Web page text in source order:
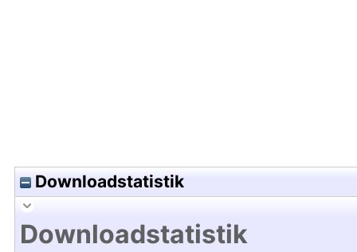
Downloadstatistik
Downloadstatistik